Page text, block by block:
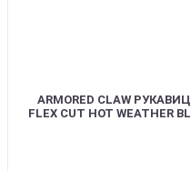
ARMORED CLAW
FLEX CUT HOT WEATHER